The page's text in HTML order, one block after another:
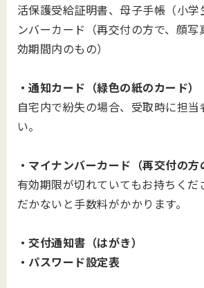
活保護受給証明書、母子手帳（小
ンバーカード（再交付の方で、顔写
効期間内のもの）
・通知カード（緑色の紙のカード）
自宅内で紛失の場合、受取時に担当
い。
・マイナンバーカード（再交付の方
有効期限が切れていてもお持ちくだ
だかないと手数料がかかります。
・交付通知書（はがき）
・パスワード設定表